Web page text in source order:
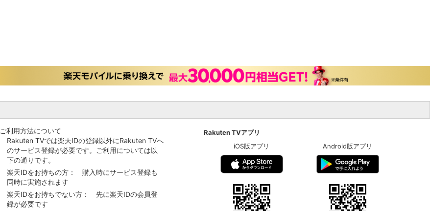
ご利用方法について
Rakuten TVでは楽天IDの登録以外にRakuten TVへ
のサービス登録が必要です。ご利用については以
下の通りです。
楽天IDをお持ちの方： 購入時にサービス登録も
同時に実施されます
楽天IDをお持ちでない方： 先に楽天IDの会員登
録が必要です
Rakuten TVアプリ
iOS版アプリ
Android版アプリ